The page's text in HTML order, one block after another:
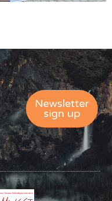
Newsletter
sign up